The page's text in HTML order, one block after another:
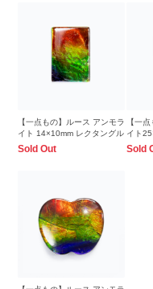
【一点もの】ルース アンモラ
イト 14×10mm レクタングル
Sold Out
【一
イト
Sold